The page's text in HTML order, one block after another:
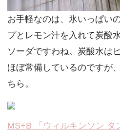
お手軽なのは、氷いっぱい
プとレモン汁を入れて炭酸
ソーダですわね。炭酸水は
ほぼ常備しているのですが
ちら。
MS+B 「ウィルキンソン タ